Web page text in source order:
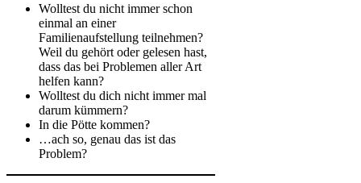
Wolltest du nicht immer schon
einmal an einer
Familienaufstellung teilnehmen?
Weil du gehört oder gelesen hast,
dass das bei Problemen aller Art
helfen kann?
Wolltest du dich nicht immer mal
darum kümmern?
In die Pötte kommen?
…ach so, genau das ist das
Problem?